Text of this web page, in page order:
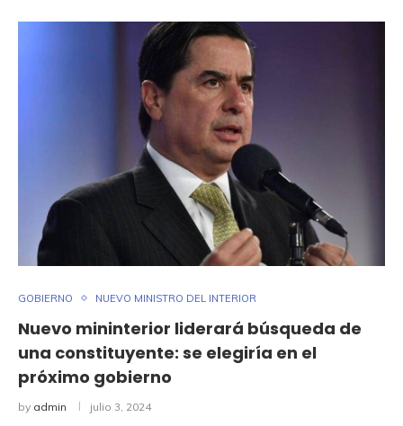
GOBIERNO NUEVO MINISTRO DEL INTERIOR
Nuevo mininterior liderará búsqueda de
una constituyente: se elegiría en el
próximo gobierno
by admin julio 3, 2024